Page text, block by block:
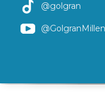
@golgran